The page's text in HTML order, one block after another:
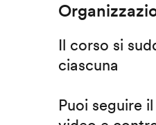
Il corso si
ciascuna
Puoi seguire